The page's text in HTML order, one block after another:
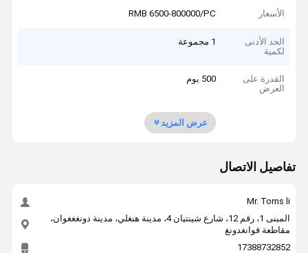
الأسعار RMB 6500-800000/PC
الحد الأدنى
لكمية
1 مجموعة
القدرة على
العرض
500 يوم
عرض المزيد
تفاصيل الاتصال
Mr. Toms li
المبنى 1، رقم 12، شارع شينتيان 4، مدينة هنغلي، مدينة دونغغغوان،
مقاطعة قوانغدونغ
17388732852